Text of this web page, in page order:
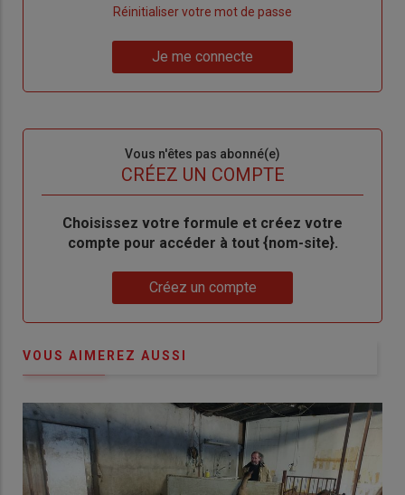
de
Réinitialiser votre mot de passe
me
Je me connecte
Vous n'êtes pas abonné(e)
CRÉEZ UN COMPTE
BodyChoisissez votre formule et créez votre
compte pour accéder à tout {nom-site}.
Créez un compte
VOUS AIMEREZ AUSSI